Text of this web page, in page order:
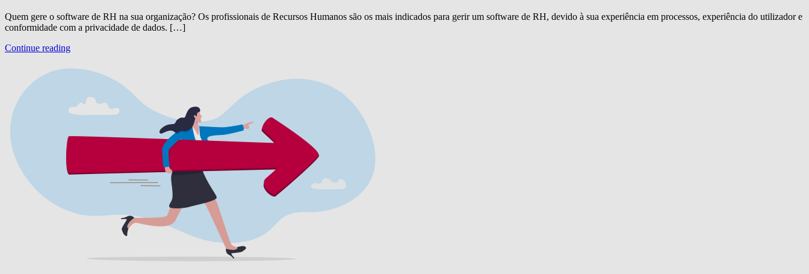
Quem gere o software de RH na sua organização? Os profissionais de Recursos Humanos são os mais indicados para gerir um software de RH, devido à sua experiência em processos, experiência do utilizador e
conformidade com a privacidade de dados. […]
Continue reading